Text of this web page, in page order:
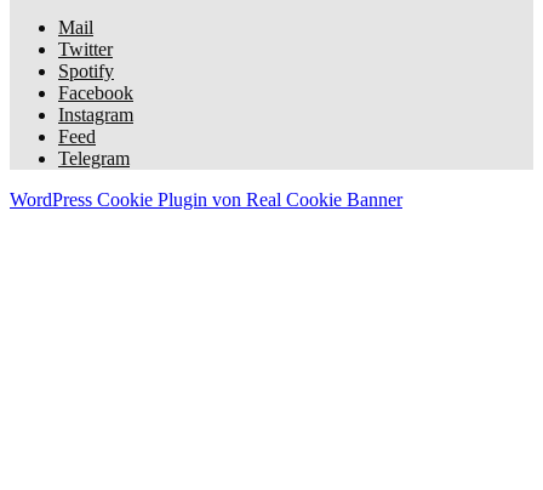
Mail
Twitter
Spotify
Facebook
Instagram
Feed
Telegram
WordPress Cookie Plugin von Real Cookie Banner